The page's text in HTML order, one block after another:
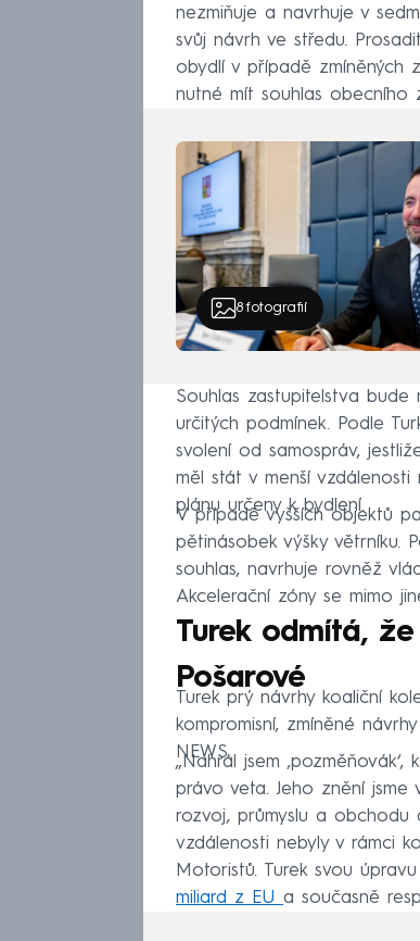
nezmiňuje a navrhuje v
svůj návrh ve středu.
obydlí v případě zmíněných
nutné mít souhlas obecního
8fotografií
Souhlas zastupitelstva
určitých podmínek. Podle
svolení od samospráv,
měl stát v menší
plánu určeny k bydlení.
V případě vyšších objektů
pětinásobek výšky větrníku.
souhlas, navrhuje rovněž
Akcelerační zóny se mimo
Turek odmítá,
Pošarové
Turek prý návrhy koaliční
kompromisní, zmíněné
NEWS.
„Nahrál jsem
právo veta. Jeho znění jsme
rozvoj, průmyslu a obchodu
vzdálenosti nebyly v rámci
Motoristů. Turek svou
miliard z EU a současně